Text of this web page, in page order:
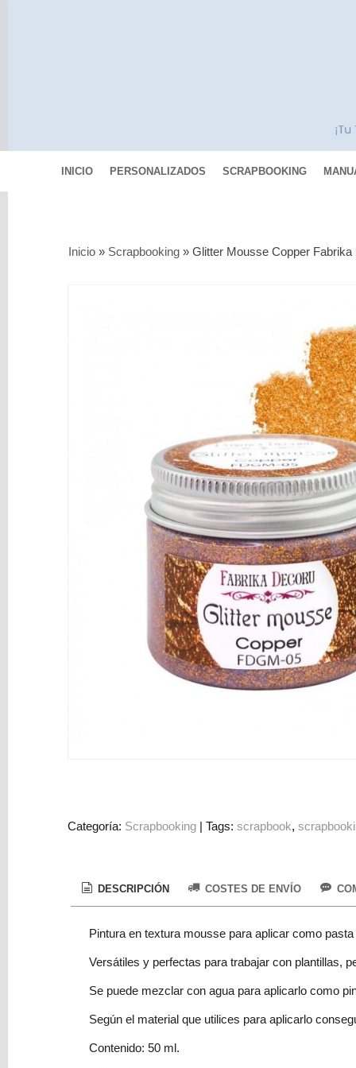
INICIO PERSONALIZADOS SCRAPBOOKING
DECORACION
Marcas
Inicio » Scrapbooking »Glitter Mousse Copper Fabrika
Categoría: Scrapbooking |Tags:scrapbook
DESCRIPCIÓN COSTES DE ENVÍO
Pintura en textura mousse para aplicar como
Versátiles y perfectas para trabajar con plantillas,
Se puede mezclar con agua para aplicarlo como
Según el material que utilices para aplicarlo
Contenido: 50 ml.